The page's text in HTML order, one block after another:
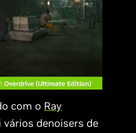
com o Ray
vários denoisers de